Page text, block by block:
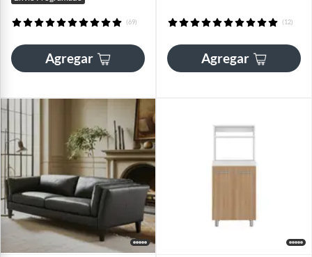
(69)
Agregar
(12)
Agregar